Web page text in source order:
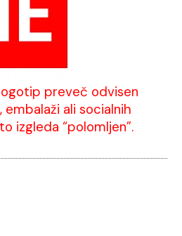
preveč odvisen
ali socialnih
izgleda “polomljen”.